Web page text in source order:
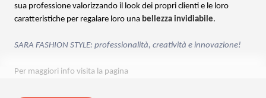
sua professione valorizzando il look dei propri clienti e le loro
caratteristiche per regalare loro una bellezza invidiabile.
SARA FASHION STYLE: professionalità, creatività e innovazione!
Per maggiori info visita la pagina